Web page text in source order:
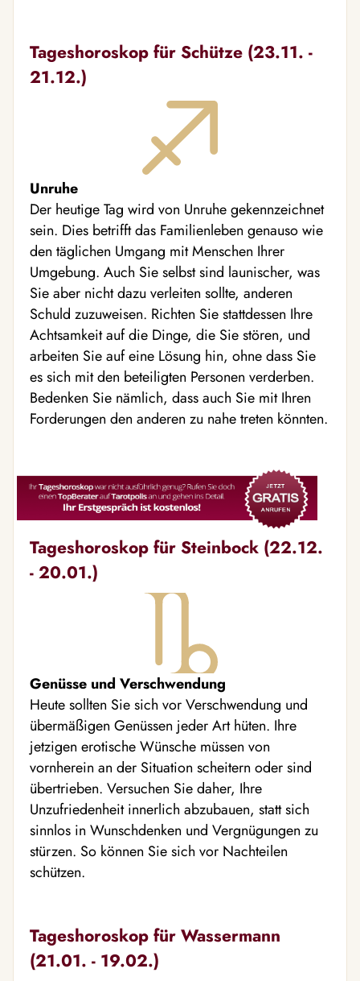
Tageshoroskop für Schütze (23.11. -
21.12.)
Unruhe
Der heutige Tag wird von Unruhe gekennzeichnet
sein. Dies betrifft das Familienleben genauso wie
den täglichen Umgang mit Menschen Ihrer
Umgebung. Auch Sie selbst sind launischer, was
Sie aber nicht dazu verleiten sollte, anderen
Schuld zuzuweisen. Richten Sie stattdessen Ihre
Achtsamkeit auf die Dinge, die Sie stören, und
arbeiten Sie auf eine Lösung hin, ohne dass Sie
es sich mit den beteiligten Personen verderben.
Bedenken Sie nämlich, dass auch Sie mit Ihren
Forderungen den anderen zu nahe treten könnten.
Tageshoroskop für Steinbock (22.12.
- 20.01.)
Genüsse und Verschwendung
Heute sollten Sie sich vor Verschwendung und
übermäßigen Genüssen jeder Art hüten. Ihre
jetzigen erotische Wünsche müssen von
vornherein an der Situation scheitern oder sind
übertrieben. Versuchen Sie daher, Ihre
Unzufriedenheit innerlich abzubauen, statt sich
sinnlos in Wunschdenken und Vergnügungen zu
stürzen. So können Sie sich vor Nachteilen
schützen.
Tageshoroskop für Wassermann
(21.01. - 19.02.)